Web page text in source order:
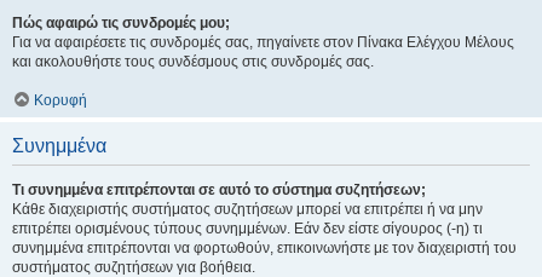
Πώς αφαιρώ τις συνδρομές μου;
Για να αφαιρέσετε τις συνδρομές σας, πηγαίνετε στον Πίνακα Ελέγχου Μέλους
και ακολουθήστε τους συνδέσμους στις συνδρομές σας.
Κορυφή
Συνημμένα
Τι συνημμένα επιτρέπονται σε αυτό το σύστημα συζητήσεων;
Κάθε διαχειριστής συστήματος συζητήσεων μπορεί να επιτρέπει ή να μην
επιτρέπει ορισμένους τύπους συνημμένων. Εάν δεν είστε σίγουρος (-η) τι
συνημμένα επιτρέπονται να φορτωθούν, επικοινωνήστε με τον διαχειριστή του
συστήματος συζητήσεων για βοήθεια.